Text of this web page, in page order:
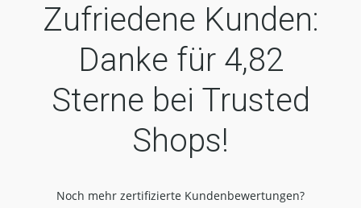
Zufriedene Kunden:
Danke für 4,82
Sterne bei Trusted
Shops!
Noch mehr zertifizierte Kundenbewertungen?